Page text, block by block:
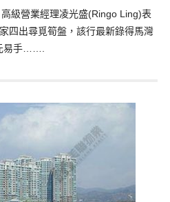
級營業經理凌光盛(Ringo Ling)表
四出尋覓筍盤，該行最新錄得馬灣
易手…….